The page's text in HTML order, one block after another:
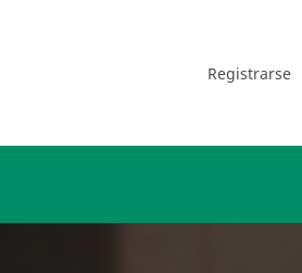
Registrarse